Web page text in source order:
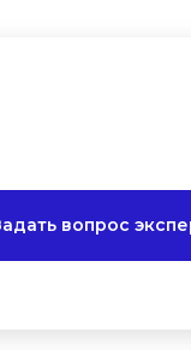
вопрос